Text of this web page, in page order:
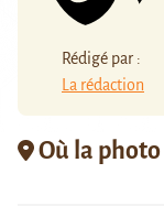
Rédigé par :
La rédaction
Où la photo